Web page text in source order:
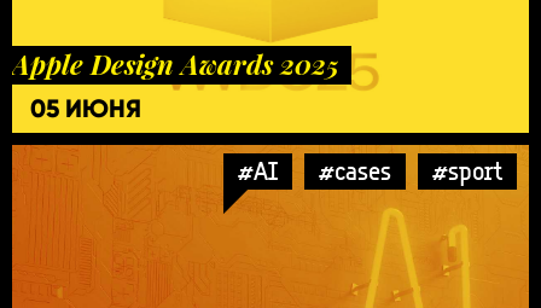
Apple Design Awards 2025
05 ИЮНЯ
#AI #cases #sport